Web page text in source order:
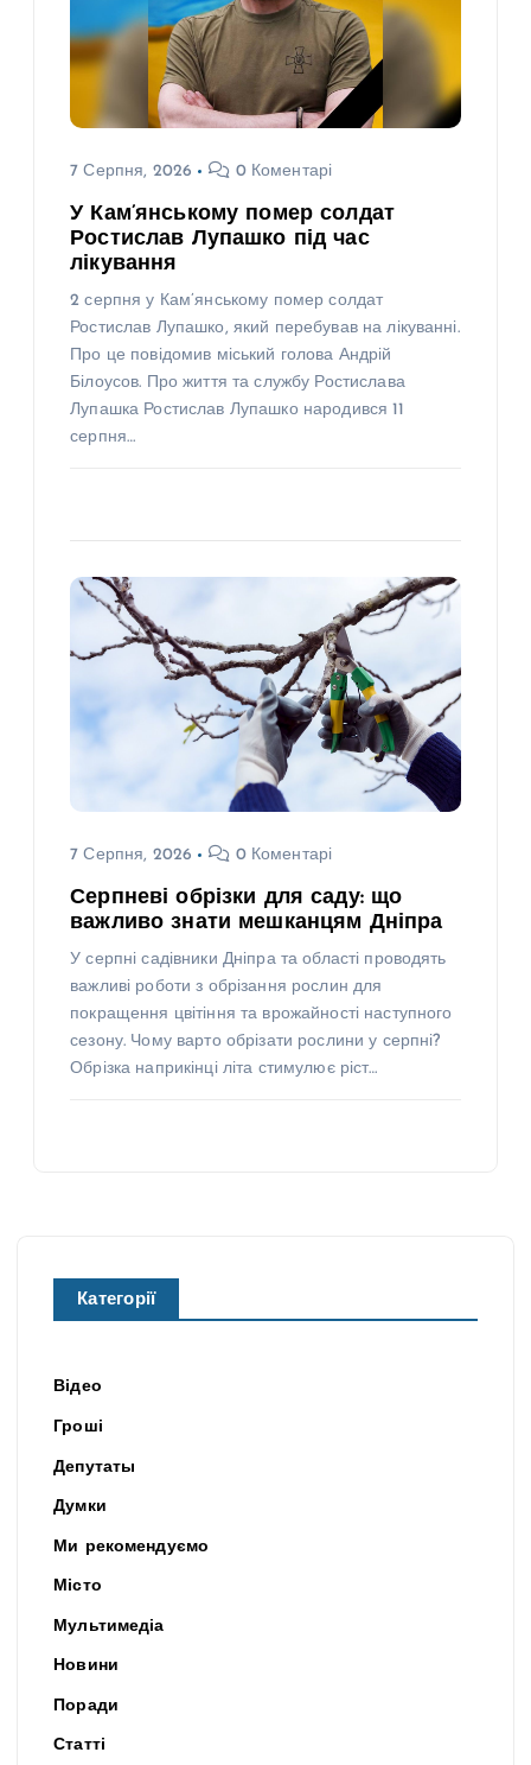
7 Серпня, 2026 0 Коментарі
У Кам’янському помер солдат
Ростислав Лупашко під час
лікування
2 серпня у Кам’янському помер солдат
Ростислав Лупашко, який перебував на лікуванні.
Про це повідомив міський голова Андрій
Білоусов. Про життя та службу Ростислава
Лупашка Ростислав Лупашко народився 11
серпня…
7 Серпня, 2026 0 Коментарі
Серпневі обрізки для саду: що
важливо знати мешканцям Дніпра
У серпні садівники Дніпра та області проводять
важливі роботи з обрізання рослин для
покращення цвітіння та врожайності наступного
сезону. Чому варто обрізати рослини у серпні?
Обрізка наприкінці літа стимулює ріст…
Категорії
Відео
Гроші
Депутаты
Думки
Ми рекомендуємо
Місто
Мультимедіа
Новини
Поради
Статті